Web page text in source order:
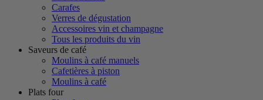
Carafes
Verres de dégustation
Accessoires vin et champagne
Tous les produits du vin
Saveurs de café
Moulins à café manuels
Cafetières à piston
Moulins à café
Plats four